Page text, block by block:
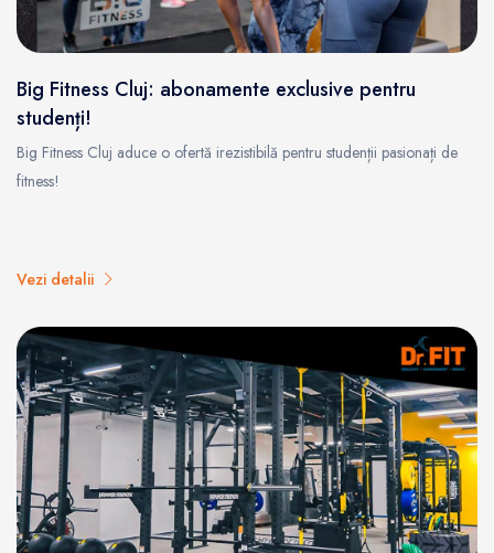
Big Fitness Cluj: abonamente exclusive pentru
studenți!
Big Fitness Cluj aduce o ofertă irezistibilă pentru studenții pasionați de
fitness!
Vezi detalii